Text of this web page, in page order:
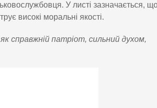
У листі зазначається,
високі моральні якості.
справжній патріот, сильний духом,